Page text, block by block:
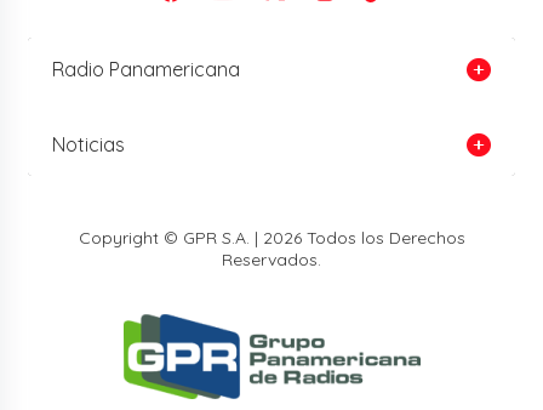
Radio Panamericana
Noticias
Copyright © GPR S.A. | 2026 Todos los Derechos
Reservados.